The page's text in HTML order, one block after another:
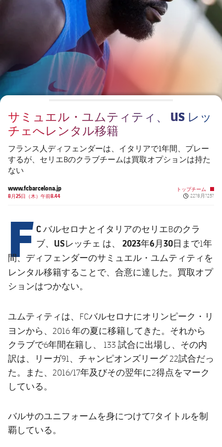
レジェンド
監督
plusicon
label.aria.plus
プレスパス
Facilities
チケット
順位表
スケジュール
チケット
結果
順位表
PLUSICON
LABEL.ARIA.PLUS
トップチーム
plusicon
label.aria.plus
スケジュール
チケット
結果
順位表
PLUSICON
LABEL.ARIA.PLUS
トップチーム
スケジュール
チケット
順位表
PLUSICON
LABEL.ARIA.PLUS
トップチーム
plusicon
label.aria.plus
チケット
結果
順位表
PLUSICON
LABEL.ARIA.PLUS
スケジュール
チケット
結果
サミュエル・ユムティティ、 US レッ
チェへレンタル移籍
フランス人ディフェンダーは、イタリアで1年間、プレー
するが、セリエBのクラブチームは買取オプションは持た
ない
www.fcbarcelona.jp
8月25日（木）午前8.44
トップチーム
Published
22?8月?25?
F C バルセロナと イタリアのセリエBのクラ
ブ、 USレッチェ は、 2023年6月30日まで1年
間、ディフェンダーのサミュエル・ユムティティ を
レンタル移籍することで、合意に達した。買取オプ
ションはつかない。
ユムティティは、FCバルセロナにオリンピーク・リ
ヨンから、2016 年の夏に移籍してきた。それから
クラブで6年間在籍し、 133 試合に出場し、その内
訳は、リーガ91、チャンピオンズリーグ 22試合だっ
た。また、2016/17年及びその翌年に2得点をマーク
している。
バルサのユニフォームを身につけて7タイトルを制
覇している。